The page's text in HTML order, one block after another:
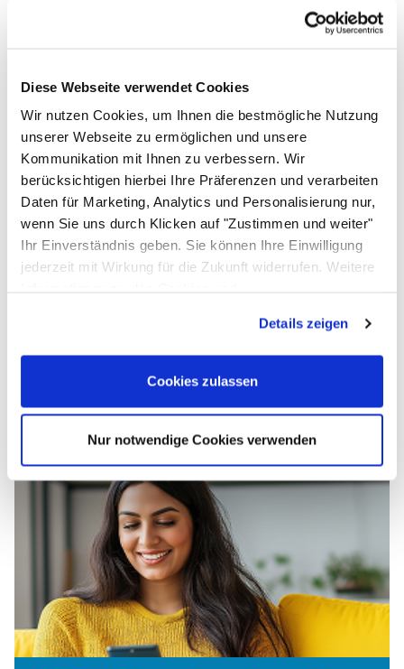
Diese Webseite verwendet Cookies
Wir nutzen Cookies, um Ihnen die bestmögliche Nutzung
unserer Webseite zu ermöglichen und unsere
Kommunikation mit Ihnen zu verbessern. Wir
berücksichtigen hierbei Ihre Präferenzen und verarbeiten
Daten für Marketing, Analytics und Personalisierung nur,
wenn Sie uns durch Klicken auf "Zustimmen und weiter"
Ihr Einverständnis geben. Sie können Ihre Einwilligung
jederzeit mit Wirkung für die Zukunft widerrufen. Weitere
Details zeigen
Cookies zulassen
Nur notwendige Cookies verwenden
Lieferzeit 5-10 Werktage
In den Warenkorb
Zum Merkzettel
Bewertungen - das sagen unsere
Kunden
Noch keine Bewertungen abgegeben
0 Bewertungen
Schreiben Sie jetzt Ihre persönliche Erfahrung mit
Einloggen und Bewertung schreiben